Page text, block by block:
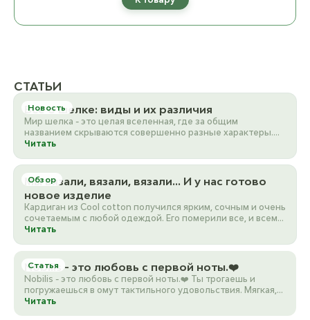
СТАТЬИ
Новость
Все о шелке: виды и их различия
Мир шелка - это целая вселенная, где за общим
названием скрываются совершенно разные характеры.
Если для вас…
Читать
Обзор
Мы вязали, вязали, вязали… И у нас готово
новое изделие
Кардиган из Cool cotton получился ярким, сочным и очень
сочетаемым с любой одеждой. Его померили все, и всем…
Читать
Статья
Nobilis - это любовь с первой ноты.❤️
Nobilis - это любовь с первой ноты.❤️ Ты трогаешь и
погружаешься в омут тактильного удовольствия. Мягкая,
д…
Читать